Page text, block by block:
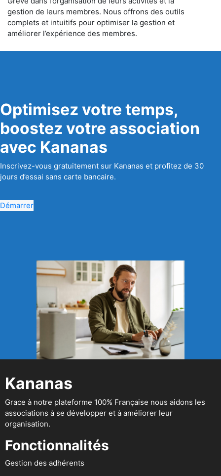
gestion de leurs membres. Nous offrons des outils
complets et intuitifs pour optimiser la gestion et
améliorer l’expérience des membres.
Optimisez votre temps,
boostez votre association
avec Kananas
Inscrivez-vous gratuitement sur Kananas et profitez de 30
jours d’essai sans carte bancaire.
Démarrer
Kananas
Grace à notre plateforme 100% Française nous aidons les
associations à se développer et à améliorer leur
organisation.
Fonctionnalités
Gestion des adhérents